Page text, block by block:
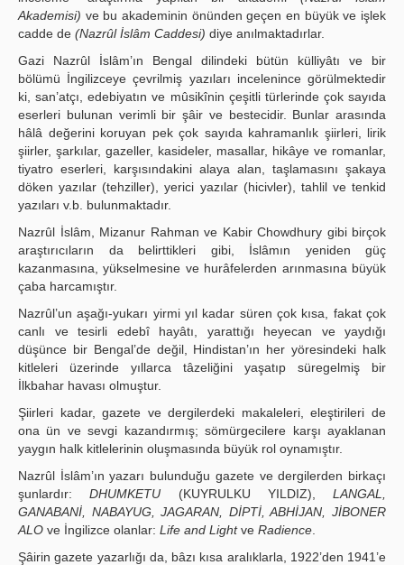
Akademisi) ve bu akademinin önünden geçen en büyük ve işlek
cadde de (Nazrûl İslâm Caddesi) diye anılmaktadırlar.
Gazi Nazrûl İslâm’ın Bengal dilindeki bütün külliyâtı ve bir
bölümü İngilizceye çevrilmiş yazıları incelenince görülmektedir
ki, san’atçı, edebiyatın ve mûsikînin çeşitli türlerinde çok sayıda
eserleri bulunan verimli bir şâir ve bestecidir. Bunlar arasında
hâlâ değerini koruyan pek çok sayıda kahramanlık şiirleri, lirik
şiirler, şarkılar, gazeller, kasideler, masallar, hikâye ve romanlar,
tiyatro eserleri, karşısındakini alaya alan, taşlamasını şakaya
döken yazılar (tehziller), yerici yazılar (hicivler), tahlil ve tenkid
yazıları v.b. bulunmaktadır.
Nazrûl İslâm, Mizanur Rahman ve Kabir Chowdhury gibi birçok
araştırıcıların da belirttikleri gibi, İslâmın yeniden güç
kazanmasına, yükselmesine ve hurâfelerden arınmasına büyük
çaba harcamıştır.
Nazrûl’un aşağı-yukarı yirmi yıl kadar süren çok kısa, fakat çok
canlı ve tesirli edebî hayâtı, yarattığı heyecan ve yaydığı
düşünce bir Bengal’de değil, Hindistan’ın her yöresindeki halk
kitleleri üzerinde yıllarca tâzeliğini yaşatıp süregelmiş bir
İlkbahar havası olmuştur.
Şiirleri kadar, gazete ve dergilerdeki makaleleri, eleştirileri de
ona ün ve sevgi kazandırmış; sömürgecilere karşı ayaklanan
yaygın halk kitlelerinin oluşmasında büyük rol oynamıştır.
Nazrûl İslâm’ın yazarı bulunduğu gazete ve dergilerden birkaçı
şunlardır:DHUMKETU (KUYRULKU YILDIZ), LANGAL,
GANABANİ, NABAYUG, JAGARAN, DİPTİ, ABHİJAN, JİBONER
ALO ve İngilizce olanlar: Life and Lightve Radience
Şâirin gazete yazarlığı da, bâzı kısa aralıklarla, 1922’den 1941’e